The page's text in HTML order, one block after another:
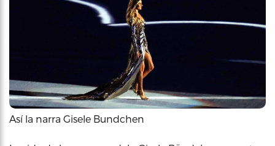
Así la narra Gisele Bundchen